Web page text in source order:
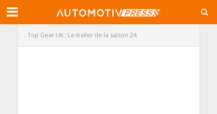
Top Gear UK : Le trailer de la saison 24